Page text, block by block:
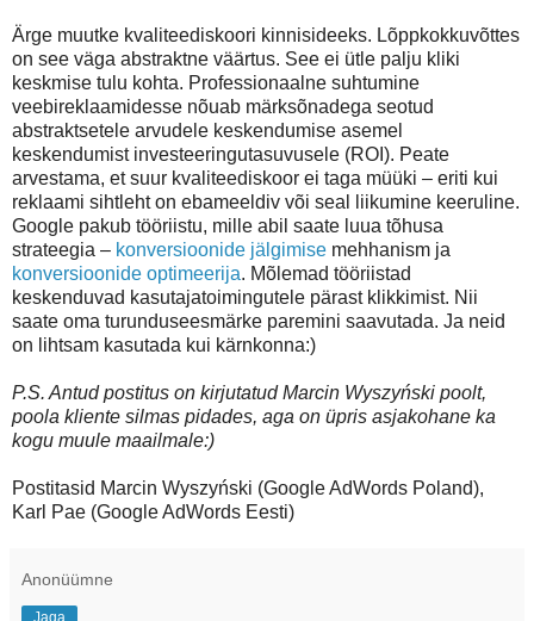
Ärge muutke kvaliteediskoori kinnisideeks. Lõppkokkuvõttes
on see väga abstraktne väärtus. See ei ütle palju kliki
keskmise tulu kohta. Professionaalne suhtumine
veebireklaamidesse nõuab märksõnadega seotud
abstraktsetele arvudele keskendumise asemel
keskendumist investeeringutasuvusele (ROI). Peate
arvestama, et suur kvaliteediskoor ei taga müüki – eriti kui
reklaami sihtleht on ebameeldiv või seal liikumine keeruline.
Google pakub tööriistu, mille abil saate luua tõhusa
strateegia – konversioonide jälgimise mehhanism ja
konversioonide optimeerija. Mõlemad tööriistad
keskenduvad kasutajatoimingutele pärast klikkimist. Nii
saate oma turunduseesmärke paremini saavutada. Ja neid
on lihtsam kasutada kui kärnkonna:)
P.S. Antud postitus on kirjutatud Marcin Wyszyński poolt,
poola kliente silmas pidades, aga on üpris asjakohane ka
kogu muule maailmale:)
Postitasid Marcin Wyszyński (Google AdWords Poland),
Karl Pae (Google AdWords Eesti)
Anonüümne
Jaga